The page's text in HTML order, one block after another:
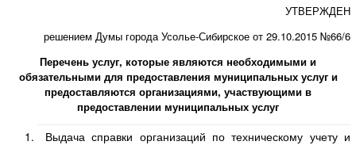
УТВЕРЖДЕН
решением Думы города Усолье-Сибирское от 29.10.2015 №66/6
Перечень услуг, которые являются необходимыми и
обязательными для предоставления муниципальных услуг и
предоставляются организациями, участвующими в
предоставлении муниципальных услуг
Выдача справки организаций по техническому учету и